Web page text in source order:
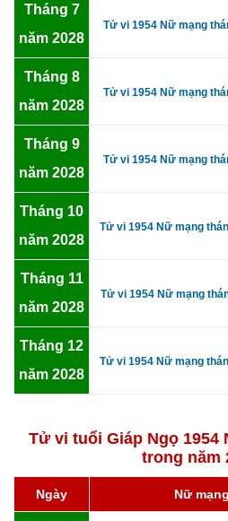
Tháng 7
năm 2028
Tử vi 1954 Nữ mạng
Tháng 8
năm 2028
Tử vi 1954 Nữ mạng
Tháng 9
năm 2028
Tử vi 1954 Nữ mạng
Tháng 10
năm 2028
Tử vi 1954 Nữ mạng
Tháng 11
năm 2028
Tử vi 1954 Nữ mạng
Tháng 12
năm 2028
Tử vi 1954 Nữ mạng
Tử vi tuổi Giáp Ngọ 1954
trong năm
Ngày Nữ mạng